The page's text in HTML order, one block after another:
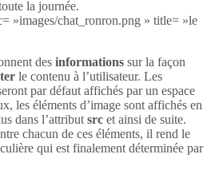
la journée.
»images/chat_ronron.png » title= »le
des informations sur la façon
le contenu à l’utilisateur. Les
par défaut affichés par un espace
les éléments d’image sont affichés en
dans l’attribut src et ainsi de suite.
chacun de ces éléments, il rend le
qui est finalement déterminée par